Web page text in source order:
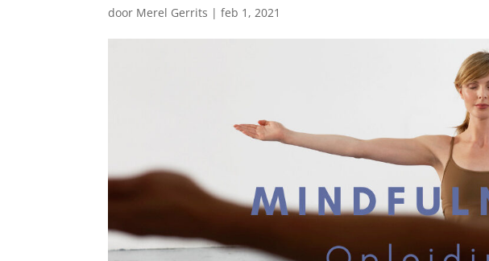
door Merel Gerrits |feb 1, 2021